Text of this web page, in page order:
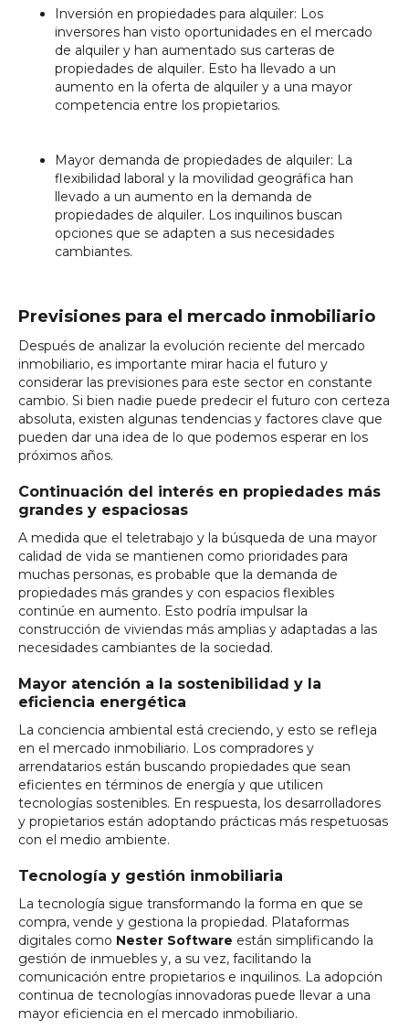
Inversión en propiedades para alquiler: Los
inversores han visto oportunidades en el mercado
de alquiler y han aumentado sus carteras de
propiedades de alquiler. Esto ha llevado a un
aumento en la oferta de alquiler y a una mayor
competencia entre los propietarios.
Mayor demanda de propiedades de alquiler: La
flexibilidad laboral y la movilidad geográfica han
llevado a un aumento en la demanda de
propiedades de alquiler. Los inquilinos buscan
opciones que se adapten a sus necesidades
cambiantes.
Previsiones para el mercado inmobiliario
Después de analizar la evolución reciente del mercado
inmobiliario, es importante mirar hacia el futuro y
considerar las previsiones para este sector en constante
cambio. Si bien nadie puede predecir el futuro con certeza
absoluta, existen algunas tendencias y factores clave que
pueden dar una idea de lo que podemos esperar en los
próximos años.
Continuación del interés en propiedades más
grandes y espaciosas
A medida que el teletrabajo y la búsqueda de una mayor
calidad de vida se mantienen como prioridades para
muchas personas, es probable que la demanda de
propiedades más grandes y con espacios flexibles
continúe en aumento. Esto podría impulsar la
construcción de viviendas más amplias y adaptadas a las
necesidades cambiantes de la sociedad.
Mayor atención a la sostenibilidad y la
eficiencia energética
La conciencia ambiental está creciendo, y esto se refleja
en el mercado inmobiliario. Los compradores y
arrendatarios están buscando propiedades que sean
eficientes en términos de energía y que utilicen
tecnologías sostenibles. En respuesta, los desarrolladores
y propietarios están adoptando prácticas más respetuosas
con el medio ambiente.
Tecnología y gestión inmobiliaria
La tecnología sigue transformando la forma en que se
compra, vende y gestiona la propiedad. Plataformas
digitales como Nester Software están simplificando la
gestión de inmuebles y, a su vez, facilitando la
comunicación entre propietarios e inquilinos. La adopción
continua de tecnologías innovadoras puede llevar a una
mayor eficiencia en el mercado inmobiliario.